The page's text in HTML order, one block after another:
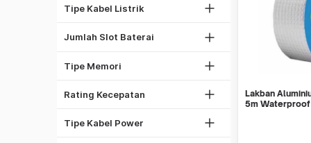
Tipe Kabel Listrik
Kabel NYM
Jumlah Slot Baterai
8
Tipe Memori
DDR3
Rating Kecepatan
2133 Mhz
Tipe Kabel Power
Kabel Listrik
Kabel PSU Komputer
4GB
Lakban
5m Waterproof